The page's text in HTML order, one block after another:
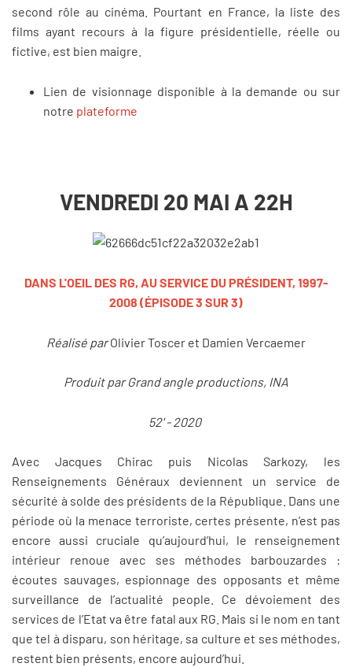
second rôle au cinéma. Pourtant en France, la liste des
films ayant recours à la figure présidentielle, réelle ou
fictive, est bien maigre.
Lien de visionnage disponible à la demande ou sur
notre plateforme
VENDREDI 20 MAI A 22H
​DANS L'OEIL DES RG, AU SERVICE DU PRÉSIDENT, 1997-
2008 (ÉPISODE 3 SUR 3)
Réalisé parOlivier Toscer et Damien Vercaemer
Produit par Grand angle productions, INA
52' - 2020
Avec Jacques Chirac puis Nicolas Sarkozy, les
Renseignements Généraux deviennent un service de
sécurité à solde des présidents de la République. Dans une
période où la menace terroriste, certes présente, n’est pas
encore aussi cruciale qu’aujourd’hui, le renseignement
intérieur renoue avec ses méthodes barbouzardes :
écoutes sauvages, espionnage des opposants et même
surveillance de l’actualité people. Ce dévoiement des
services de l’Etat va être fatal aux RG. Mais si le nom en tant
que tel à disparu, son héritage, sa culture et ses méthodes,
restent bien présents, encore aujourd’hui.